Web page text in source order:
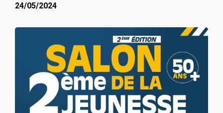
24/05/2024